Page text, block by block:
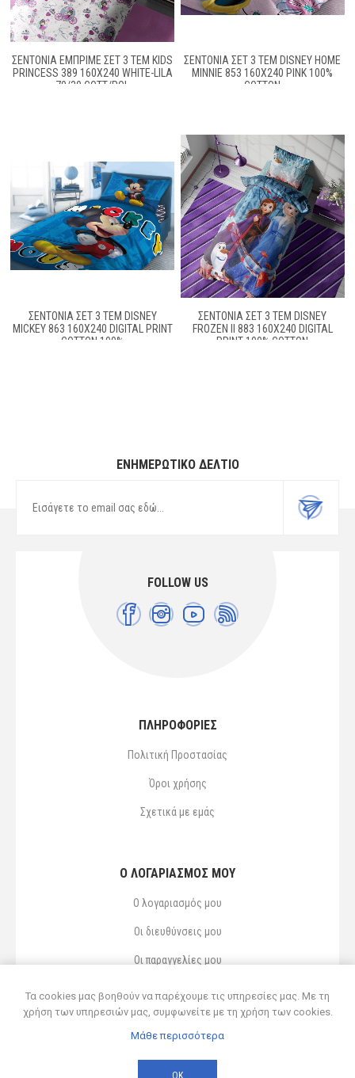
ΣΕΝΤΌΝΙΑ ΕΜΠΡΙΜΈ ΣΕΤ 3 ΤΕΜ KIDS
PRINCESS 389 160X240 WHITE-LILA
70/30 COTT/POL
ΣΕΝΤΌΝΙΑ ΣΕΤ 3 ΤΕΜ DISNEY HOME
MINNIE 853 160X240 PINK 100%
COTTON
ΣΕΝΤΟΝΙΑ ΣΕΤ 3 ΤΕΜ DISNEY
MICKEY 863 160Χ240 DIGITAL PRINT
COTTON 100%
ΣΕΝΤΟΝΙΑ ΣΕΤ 3 ΤΕΜ DISNEY
FROZEN II 883 160X240 DIGITAL
PRINT 100% COTTON
ΕΝΗΜΕΡΩΤΙΚΌ ΔΕΛΤΊΟ
FOLLOW US
ΠΛΗΡΟΦΟΡΙΕΣ
Πολιτική Προστασίας
Όροι χρήσης
Σχετικά με εμάς
Ο ΛΟΓΑΡΙΑΣΜΌΣ ΜΟΥ
Ο λογαριασμός μου
Οι διευθύνσεις μου
Οι παραγγελίες μου
© 2026 Δ ΚΥΡΣΑΝΙΔΗΣ ΚΑΙ ΥΙΟΣ ΟΕ
Τα cookies μας βοηθούν να παρέχουμε τις υπηρεσίες μας. Με τη
χρήση των υπηρεσιών μας, συμφωνείτε με τη χρήση των cookies.
Μάθε περισσότερα
ΟΚ